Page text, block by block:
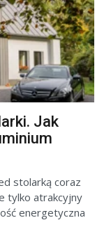
Jak
stolarką coraz
tylko atrakcyjny
energetyczna